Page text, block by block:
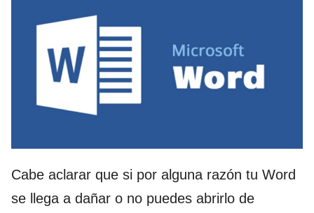
Cabe aclarar que si por alguna razón tu Word
se llega a dañar o no puedes abrirlo de